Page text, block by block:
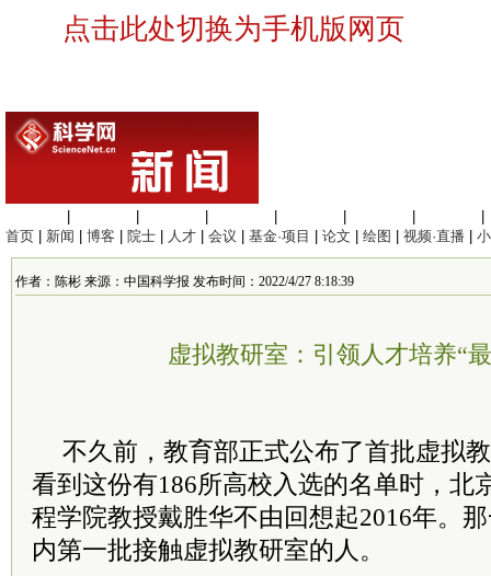
点击此处切换为手机版网页
首页
新闻 博客 院士 人才 会议 基金·项目 论文 绘图 视频·直播
作者：陈彬 来源：中国科学报 发布时间：2022/4/27 8:18:39
虚拟教研室：引领人才培养“
不久前，教育部正式公布了首批虚拟
看到这份有186所高校入选的名单时，北
程学院教授戴胜华不由回想起2016年。
内第一批接触虚拟教研室的人。